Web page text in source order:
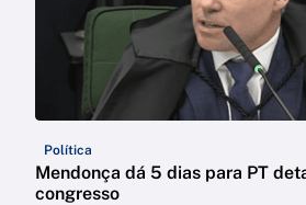
Política
Mendonça dá 5 dias para PT
congresso